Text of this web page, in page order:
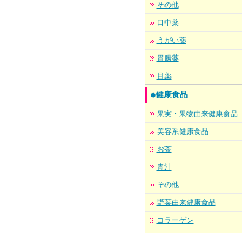
その他
口中薬
うがい薬
胃腸薬
目薬
●健康食品
果実・果物由来健康食品
美容系健康食品
お茶
青汁
その他
野菜由来健康食品
コラーゲン